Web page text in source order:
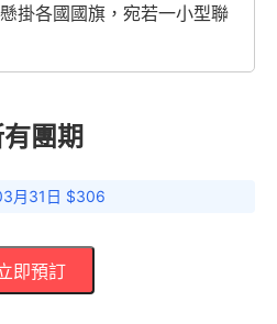
掛各國國旗，宛若一小型聯
團期
月31日 $306
即預訂